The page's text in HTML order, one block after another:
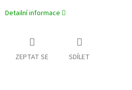
Detailní informace
ZEPTAT SE SDÍLET